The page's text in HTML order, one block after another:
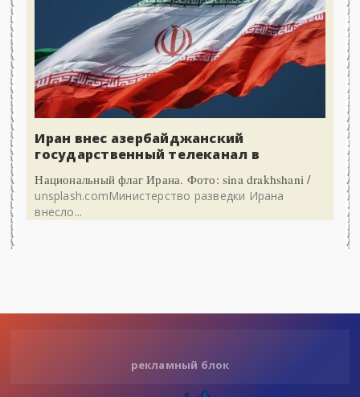
Иран внес азербайджанский
государственный телеканал в
Национальный флаг Ирана. Фото: sina drakhshani /
unsplash.comМинистерство разведки Ирана
внесло...
рекламный блок